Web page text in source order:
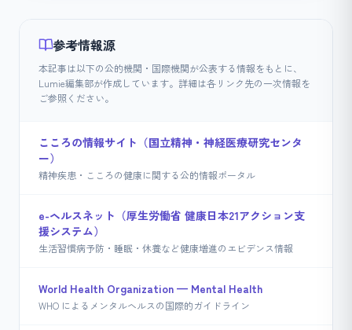
参考情報源
本記事は以下の公的機関・国際機関が公表する情報をもとに、
Lumie編集部が作成しています。詳細は各リンク先の一次情報を
ご参照ください。
こころの情報サイト（国立精神・神経医療研究センタ
ー）
精神疾患・こころの健康に関する公的情報ポータル
e-ヘルスネット（厚生労働省 健康日本21アクション支
援システム）
生活習慣病予防・睡眠・休養など健康増進のエビデンス情報
World Health Organization — Mental Health
WHO によるメンタルヘルスの国際的ガイドライン